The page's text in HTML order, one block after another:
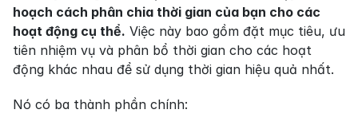
hoạch cách phân chia thời gian của bạn cho các
hoạt động cụ thể. Việc này bao gồm đặt mục tiêu, ưu
tiên nhiệm vụ và phân bổ thời gian cho các hoạt
động khác nhau để sử dụng thời gian hiệu quả nhất.
Nó có ba thành phần chính: